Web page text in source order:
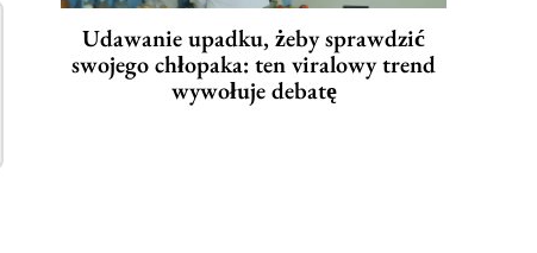
Udawanie upadku, żeby sprawdzić
swojego chłopaka: ten viralowy trend
wywołuje debatę